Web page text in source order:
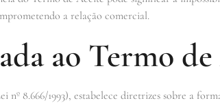
a relação comercial.
ao Termo
8.666/1993), estabelece diretrizes sobre a